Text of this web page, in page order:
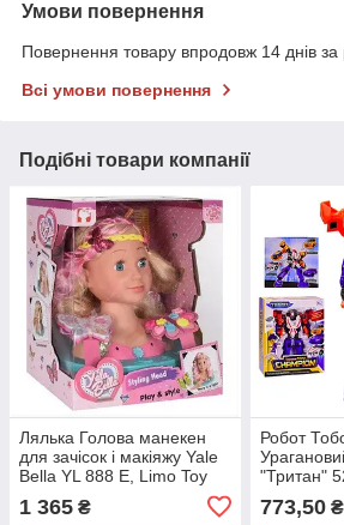
Умови повернення
Повернення товару впродовж 14 днів за
Всі умови повернення
Подібні товари компанії
Лялька Голова манекен
для зачісок і макіяжу Yale
Bella YL 888 Е, Limo Toy
1 365 ₴
Робот
"Тритан"
773,50₴